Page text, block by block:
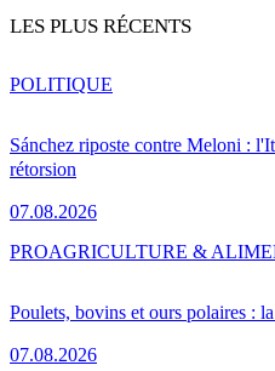
LES PLUS RÉCENTS
Sánchez riposte contre Meloni :
rétorsion
07.08.2026
POLITIQUE
Poulets, bovins et ours polaires :
07.08.2026
PROAGRICULTURE &